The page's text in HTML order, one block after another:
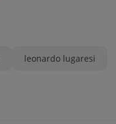
leonardo lugaresi